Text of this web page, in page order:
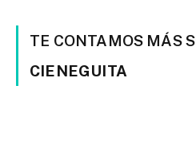
TE CONTAMOS MÁS
CIENEGUITA